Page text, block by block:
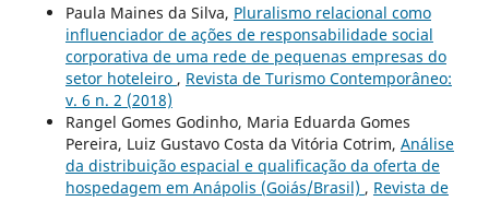
Paula Maines da Silva, Pluralismo relacional como
influenciador de ações de responsabilidade social
corporativa de uma rede de pequenas empresas do
setor hoteleiro , Revista de Turismo Contemporâneo:
v. 6 n. 2 (2018)
Rangel Gomes Godinho, Maria Eduarda Gomes
Pereira, Luiz Gustavo Costa da Vitória Cotrim, Análise
da distribuição espacial e qualificação da oferta de
hospedagem em Anápolis (Goiás/Brasil) , Revista de